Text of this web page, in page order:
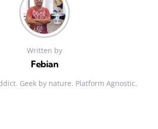
Written by
Febian
Geek by nature. Platform Agnostic.